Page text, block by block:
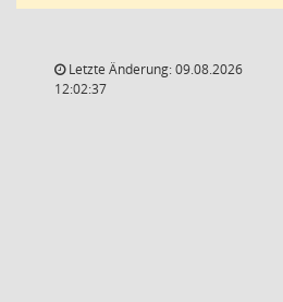
Letzte Änderung: 09.08.2026
12:02:37